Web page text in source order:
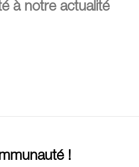
à notre actualité
!